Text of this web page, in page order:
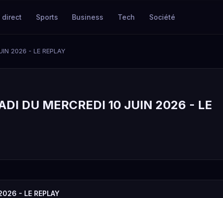
direct Sports Business Tech Société
2026 - LE REPLAY
DU MERCREDI 10 JUIN 2026 - LE
- LE REPLAY